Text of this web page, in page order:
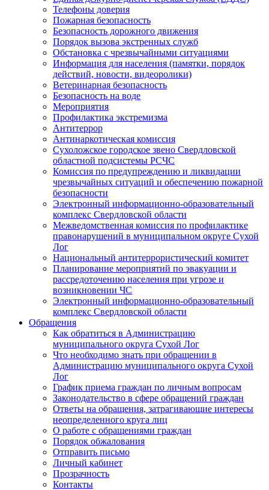
Телефоны доверия
Пожарная безопасность
Безопасность дорожного движения
Порядок вызова экстренных служб
Обстановка с чрезвычайными ситуациями
Информация для населения (памятки, порядок
действий, новости, видеоролики)
Ветеринарная безопасность
Безопасность на воде
Мероприятия
Профилактика экстремизма
Антитеррор
Антинаркотическая комиссия
Сухоложское городское звено Свердловской
областной подсистемы РСЧС
Комиссия по предупреждению и ликвидации
чрезвычайных ситуаций и обеспечению пожарной
безопасности
Электронный информационно-образовательный
комплекс Cвердловской области
Межведомственная комиссия по профилактике
правонарушений в муниципальном округе Сухой
Лог
Национальный антитеррористический комитет
Планирование мероприятий по эвакуации и
рассредоточению населения при угрозе и
возникновении ЧС
Электронный информационно-образовательный
комплекс Свердловской области
Обращения
Как обратиться в Администрацию
муниципального округа Сухой Лог
Что необходимо знать при обращении в
Администрацию муниципального округа Сухой
Лог
График приема граждан по личным вопросам
Законодательство в сфере обращений граждан
Ответы на обращения, затрагивающие интересы
неопределенного круга лиц
О работе с обращениями граждан
Порядок обжалования
Отправить письмо
Личный кабинет
Прозрачность
Контакты